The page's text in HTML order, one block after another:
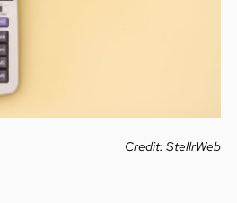
Credit: StellrWeb